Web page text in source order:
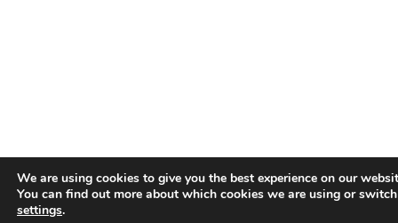
We are using cookies to give you the best experience on our
You can find out more about which cookies we are using or
settings.